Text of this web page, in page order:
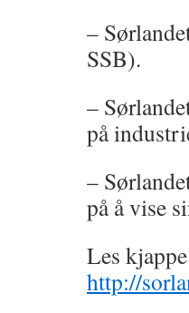
–
SSB).
–
på
–
på å vise
Les
http://